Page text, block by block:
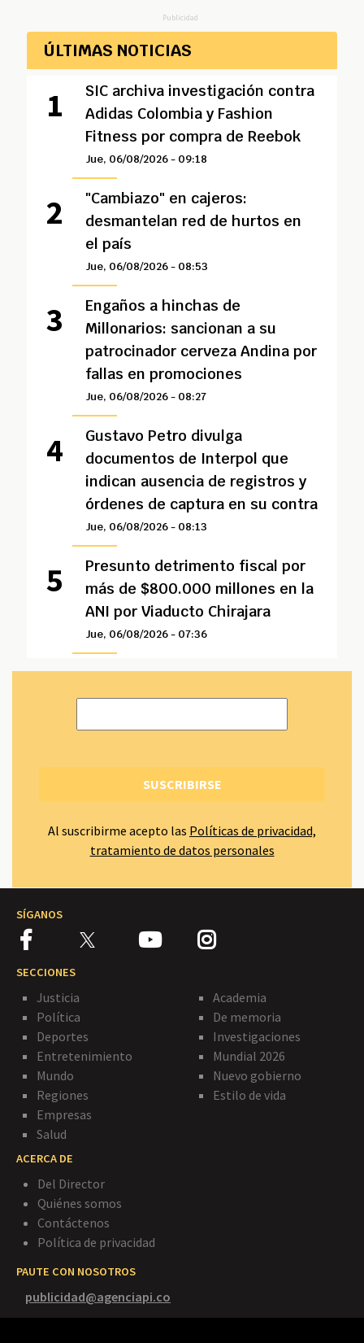
Publicidad
ÚLTIMAS NOTICIAS
SIC archiva investigación contra
Adidas Colombia y Fashion
Fitness por compra de Reebok
Jue, 06/08/2026 - 09:18
"Cambiazo" en cajeros:
desmantelan red de hurtos en
el país
Jue, 06/08/2026 - 08:53
Engaños a hinchas de
Millonarios: sancionan a su
patrocinador cerveza Andina por
fallas en promociones
Jue, 06/08/2026 - 08:27
Gustavo Petro divulga
documentos de Interpol que
indican ausencia de registros y
órdenes de captura en su contra
Jue, 06/08/2026 - 08:13
Presunto detrimento fiscal por
más de $800.000 millones en la
ANI por Viaducto Chirajara
Jue, 06/08/2026 - 07:36
Al suscribirme acepto las Políticas de privacidad,
tratamiento de datos personales
SÍGANOS
SECCIONES
Justicia
Política
Deportes
Entretenimiento
Mundo
Regiones
Empresas
Salud
Academia
De memoria
Investigaciones
Mundial 2026
Nuevo gobierno
Estilo de vida
ACERCA DE
Del Director
Quiénes somos
Contáctenos
Política de privacidad
PAUTE CON NOSOTROS
publicidad@agenciapi.co